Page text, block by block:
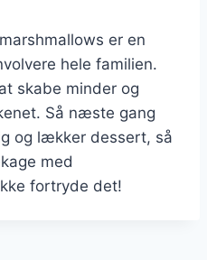
er en
hele familien.
skabe minder og
Så næste gang
og lækker dessert, så
med
fortryde det!